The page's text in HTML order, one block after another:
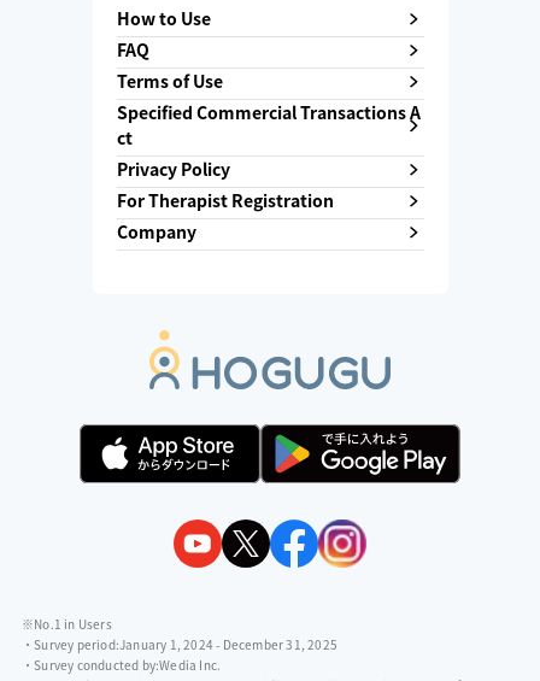
How to Use
FAQ
Terms of Use
Specified Commercial Transactions A
ct
Privacy Policy
For Therapist Registration
Company
※No.1 in Users
・Survey period:January 1, 2024 - December 31, 2025
・Survey conducted by:Wedia Inc.